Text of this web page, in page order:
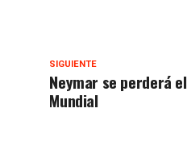
SIGUIENTE
Neymar se perderá
Mundial